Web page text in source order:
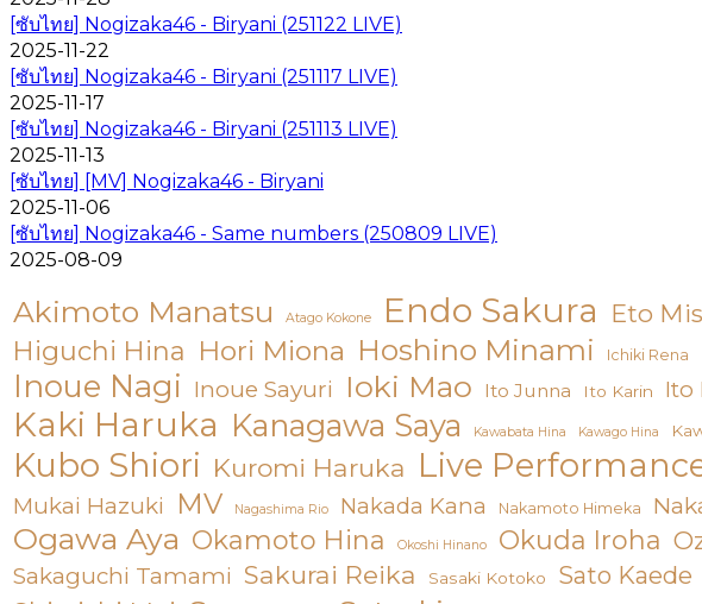
[ซับไทย] Nogizaka46 - Biryani (251122 LIVE)
2025-11-22
[ซับไทย] Nogizaka46 - Biryani (251117 LIVE)
2025-11-17
[ซับไทย] Nogizaka46 - Biryani (251113 LIVE)
2025-11-13
[ซับไทย] [MV] Nogizaka46 - Biryani
2025-11-06
[ซับไทย] Nogizaka46 - Same numbers (250809 LIVE)
2025-08-09
Akimoto Manatsu Atago Kokone Endo Sakura Eto
Higuchi Hina Hori Miona Hoshino Minami Ichiki Rena
Inoue Nagi Inoue Sayuri Ioki Mao Ito Junna Ito Karin Ito
Kaki Haruka Kanagawa Saya Kawabata Hina Kawago Hina
Kubo Shiori Kuromi Haruka Live
Mukai Hazuki MV Nagashima Rio Nakada Kana Nakamoto Himeka
Ogawa Aya Okamoto Hina Okoshi Hinano Okuda Iroha
Sakaguchi Tamami Sakurai Reika Sasaki Kotoko Sato Kaede